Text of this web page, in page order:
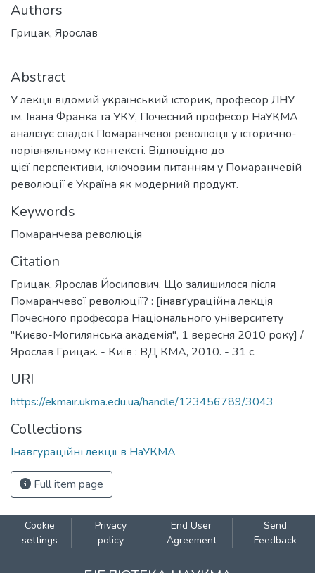
Authors
Грицак, Ярослав
Abstract
У лекції відомий український історик, професор ЛНУ
ім. Івана Франка та УКУ, Почесний професор НаУКМА
аналізує спадок Помаранчевої революції у історично-
порівняльному контексті. Відповідно до
цієї перспективи, ключовим питанням у Помаранчевій
революції є Україна як модерний продукт.
Keywords
Помаранчева революція
Citation
Грицак, Ярослав Йосипович. Що залишилося після
Помаранчевої революції? : [інавґураційна лекція
Почесного професора Національного університету
"Києво-Могилянська академія", 1 вересня 2010 року] /
Ярослав Грицак. - Київ : ВД КМА, 2010. - 31 с.
URI
https://ekmair.ukma.edu.ua/handle/123456789/3043
Collections
Інавгураційні лекції в НаУКМА
Full item page
Cookie
settings
Privacy
policy
End User
Agreement
Send
Feedback